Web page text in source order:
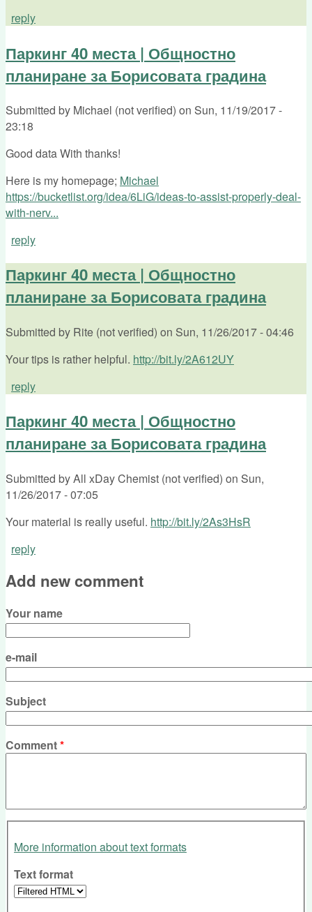
reply
Паркинг 40 места | Общностно
планиране за Борисовата градина
Submitted by Michael (not verified) on Sun, 11/19/2017 -
23:18
Good data With thanks!
Here is my homepage; Michael
https://bucketlist.org/idea/6LiG/ideas-to-assist-properly-deal-
with-nerv...
reply
Паркинг 40 места | Общностно
планиране за Борисовата градина
Submitted by Rite (not verified) on Sun, 11/26/2017 - 04:46
Your tips is rather helpful. http://bit.ly/2A612UY
reply
Паркинг 40 места | Общностно
планиране за Борисовата градина
Submitted byAll xDay Chemist (not verified) on Sun,
11/26/2017 - 07:05
Your material is really useful. http://bit.ly/2As3HsR
reply
Add new comment
Your name
e-mail
Subject
Comment*
More information about text formats
Text format